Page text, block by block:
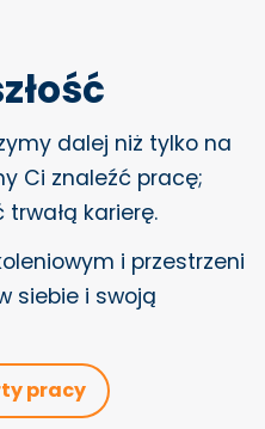
dalej niż tylko na
Ci znaleźć pracę;
karierę.
i przestrzeni
siebie i swoją
pracy